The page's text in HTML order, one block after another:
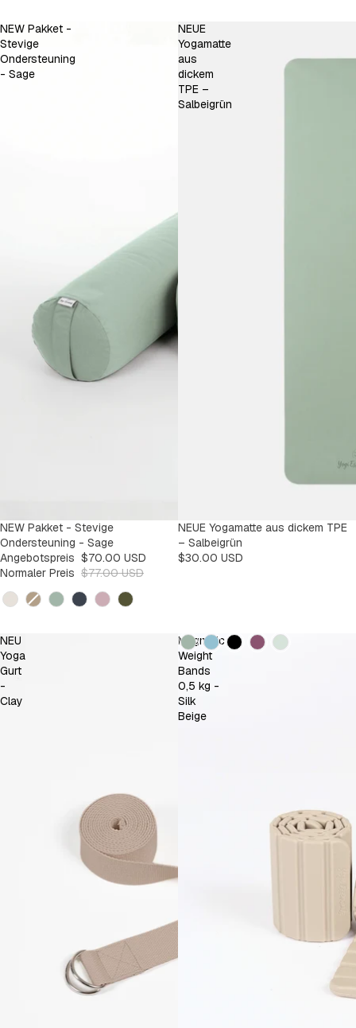
NEW Pakket -
Stevige
Ondersteuning
- Sage
SALE
-9%
NEW Pakket - Stevige
Ondersteuning - Sage
Angebotspreis $70.00 USD
Normaler Preis $77.00 USD
Kleur
NEUE
Yogamatte
aus
dickem
TPE –
Salbeigrün
NEUE Yogamatte aus dickem TPE
– Salbeigrün
$30.00 USD
Kleur
NEU
Yoga
Gurt
-
Clay
Magnetic
Weight
Bands
0,5 kg -
Silk
Beige